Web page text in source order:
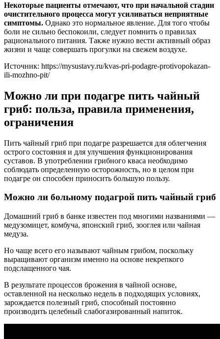
Некоторые пациенты отмечают, что при начальной стадии
очистительного процесса могут усиливаться неприятные
симптомы. Однако это нормальное явление. Для того чтобы
боли не сильно беспокоили, следует помнить о правилах
рационального питания. Также нужно вести активный образ
жизни и чаще совершать прогулки на свежем воздухе.
Источник: https://mysustavy.ru/kvas-pri-podagre-protivopokazan-
ili-mozhno-pit/
Можно ли при подагре пить чайный
гриб: польза, правила применения,
ограничения
Пить чайный гриб при подагре разрешается для облегчения
острого состояния и для улучшения функционирования
суставов. В употреблении грибного кваса необходимо
соблюдать определенную осторожность, но в целом при
подагре он способен приносить большую пользу.
Можно ли больному подагрой пить чайный гриб
Домашний гриб в банке известен под многими названиями —
медузомицет, комбуча, японский гриб, зооглея или чайная
медуза.
Но чаще всего его называют чайным грибом, поскольку
выращивают организм именно на основе некрепкого
подслащенного чая.
В результате процессов брожения в чайной основе,
оставленной на несколько недель в подходящих условиях,
зарождается полезный гриб, способный постоянно
производить целебный слабогазированный напиток.